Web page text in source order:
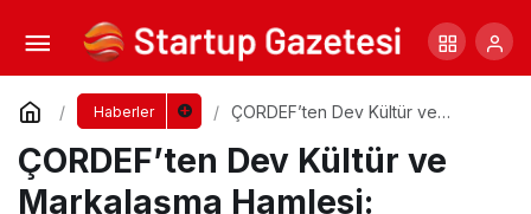
Haberler
ÇORDEF’ten Dev Kültür ve
Başına Mürsel Ferhat Sağlam
Getirildi
ÇORDEF’ten Dev Kültür ve
Markalaşma Hamlesi:
Hürmüz Boğazı’ndan Wall Street’e: 2026’da
Doların Kaderi ve Türk Girişimcinin “Navlun” İmtihanı
Yorum Yap Paylaş